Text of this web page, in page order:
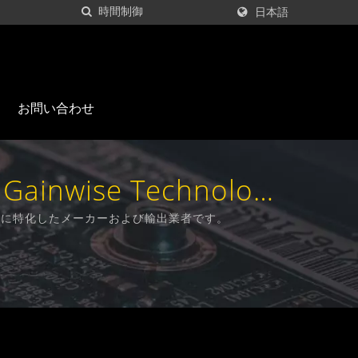
日本語
お問い合わせ
Technology
化したメーカーおよび輸出業者です。